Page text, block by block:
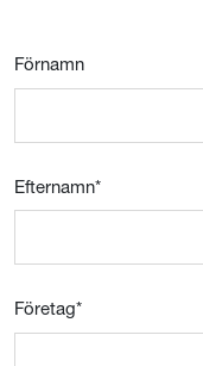
Förnamn
Efternamn*
Företag*